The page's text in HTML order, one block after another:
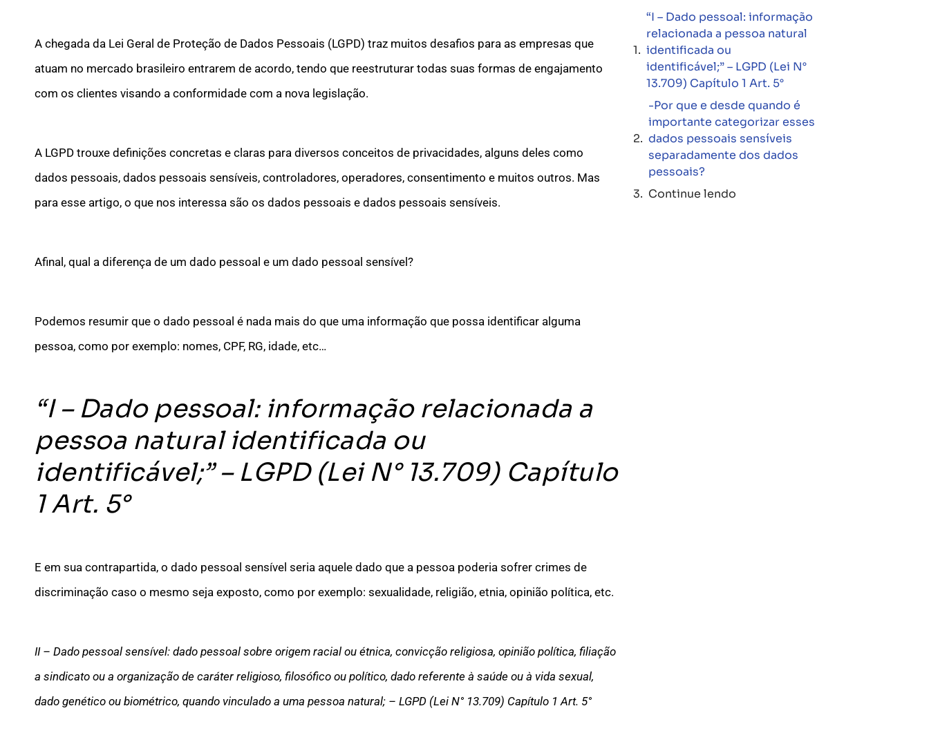
A chegada da Lei Geral de Proteção de Dados Pessoais (LGPD) traz muitos desafios para as empresas que
atuam no mercado brasileiro entrarem de acordo, tendo que reestruturar todas suas formas de engajamento
com os clientes visando a conformidade com a nova legislação.
A LGPD trouxe definições concretas e claras para diversos conceitos de privacidades, alguns deles como
dados pessoais, dados pessoais sensíveis, controladores, operadores, consentimento e muitos outros. Mas
para esse artigo, o que nos interessa são os dados pessoais e dados pessoais sensíveis.
Afinal, qual a diferença de um dado pessoal e um dado pessoal sensível?
Podemos resumir que o dado pessoal é nada mais do que uma informação que possa identificar alguma
pessoa, como por exemplo: nomes, CPF, RG, idade, etc…
“I – Dado pessoal: informação relacionada a
pessoa natural identificada ou
identificável;”– LGPD (Lei N° 13.709) Capítulo
1 Art. 5°
E em sua contrapartida, o dado pessoal sensível seria aquele dado que a pessoa poderia sofrer crimes de
discriminação caso o mesmo seja exposto, como por exemplo: sexualidade, religião, etnia, opinião política, etc.
II – Dado pessoal sensível: dado pessoal sobre origem racial ou étnica, convicção religiosa, opinião política, filiação
a sindicato ou a organização de caráter religioso, filosófico ou político, dado referente à saúde ou à vida sexual,
dado genético ou biométrico, quando vinculado a uma pessoa natural; – LGPD (Lei N° 13.709) Capítulo 1 Art. 5°
“I – Dado pessoal: informação
relacionada a pessoa natural
identificada ou
identificável;” – LGPD (Lei N°
13.709) Capítulo 1 Art. 5°
-Por que e desde quando é
importante categorizar esses
dados pessoais sensíveis
separadamente dos dados
pessoais?
Continue lendo